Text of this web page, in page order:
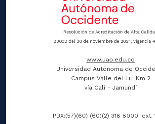
Resolución de Acreditación de Alta
23002 del 30 de noviembre de 2021, vigencia
www.uao.edu.co
Universidad Autónoma de
Campus Valle del Lili Km 2
vía Cali - Jamundí
PBX:(57)(60) (60)(2) 318 8000. ext.